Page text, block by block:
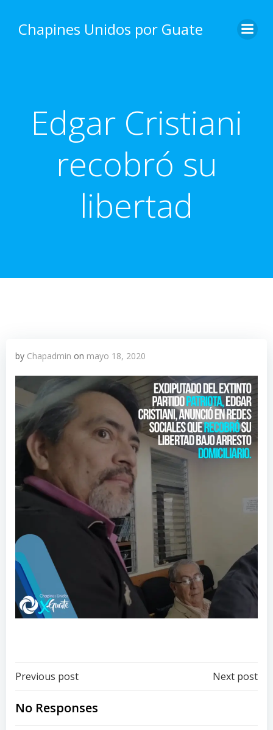
content
Chapines Unidos por Guate
Edgar Cristiani
recobró su
libertad
by Chapadmin on mayo 18, 2020
Post
navigation
Previous post Next post
No Responses